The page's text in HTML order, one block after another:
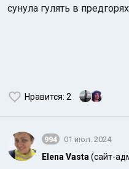
сунула гулять в предгорях
Нравится: 2
994 01 июл. 2024
Elena Vasta (сайт-